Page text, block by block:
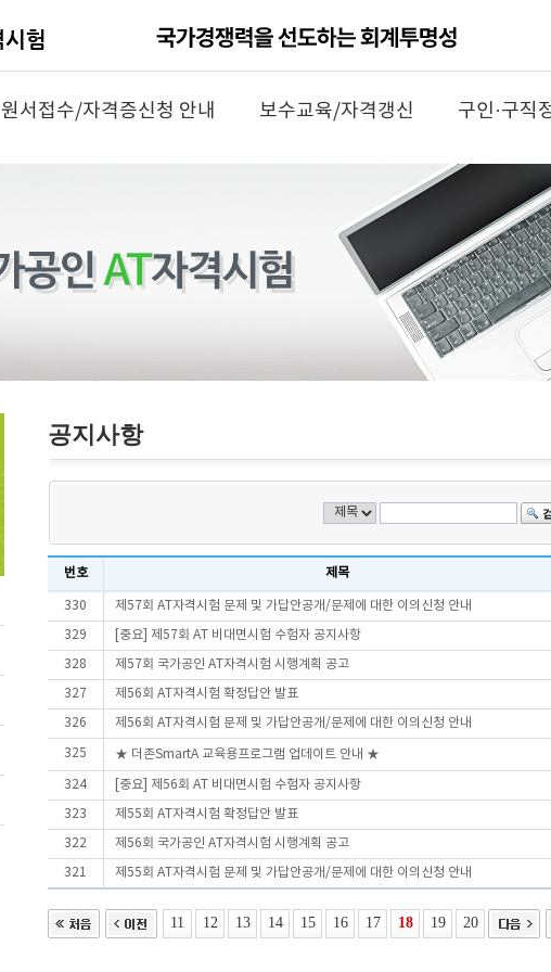
원서접수/자격증신청 안내 보수교육/자격갱신 구인·구직
공지사항
번호 제목
330 제57회 AT자격시험 문제 및 가답안공개/문제에 대한 이의신청 안내
329 [중요] 제57회 AT 비대면시험 수험자 공지사항
328 제57회 국가공인 AT자격시험 시행계획 공고
327 제56회 AT자격시험 확정답안 발표
326 제56회 AT자격시험 문제 및 가답안공개/문제에 대한 이의신청 안내
325 ★ 더존SmartA 교육용프로그램 업데이트 안내 ★
324 [중요] 제56회 AT 비대면시험 수험자 공지사항
323 제55회 AT자격시험 확정답안 발표
322 제56회 국가공인 AT자격시험 시행계획 공고
321 제55회 AT자격시험 문제 및 가답안공개/문제에 대한 이의신청 안내
11 12 13 14 15 16 17 18 19 20